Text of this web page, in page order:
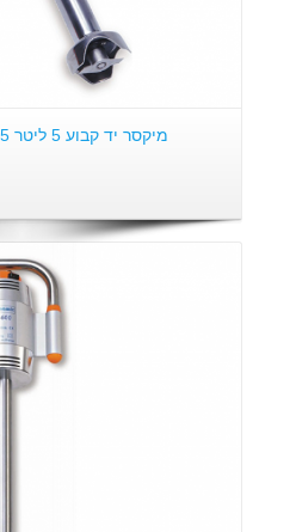
מיקסר יד קבוע 5 ליטר DYNAMIC- MD95
פרטים: